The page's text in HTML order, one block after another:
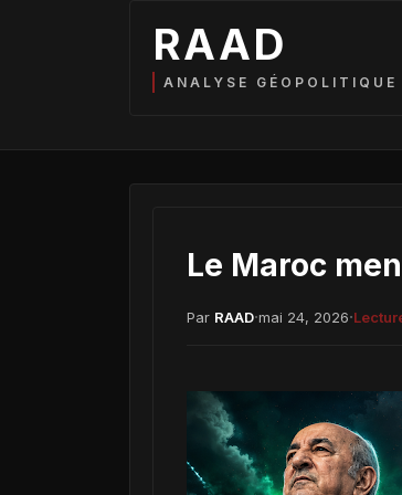
RAAD
ANALYSE GÉOPOLITIQUE
Le Maroc
Par RAAD·mai 24, 2026·